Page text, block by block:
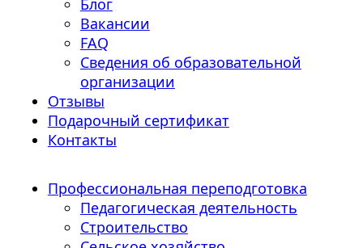
Блог
Вакансии
FAQ
Сведения об образовательной
организации
Отзывы
Подарочный сертификат
Контакты
Профессиональная переподготовка
Педагогическая деятельность
Строительство